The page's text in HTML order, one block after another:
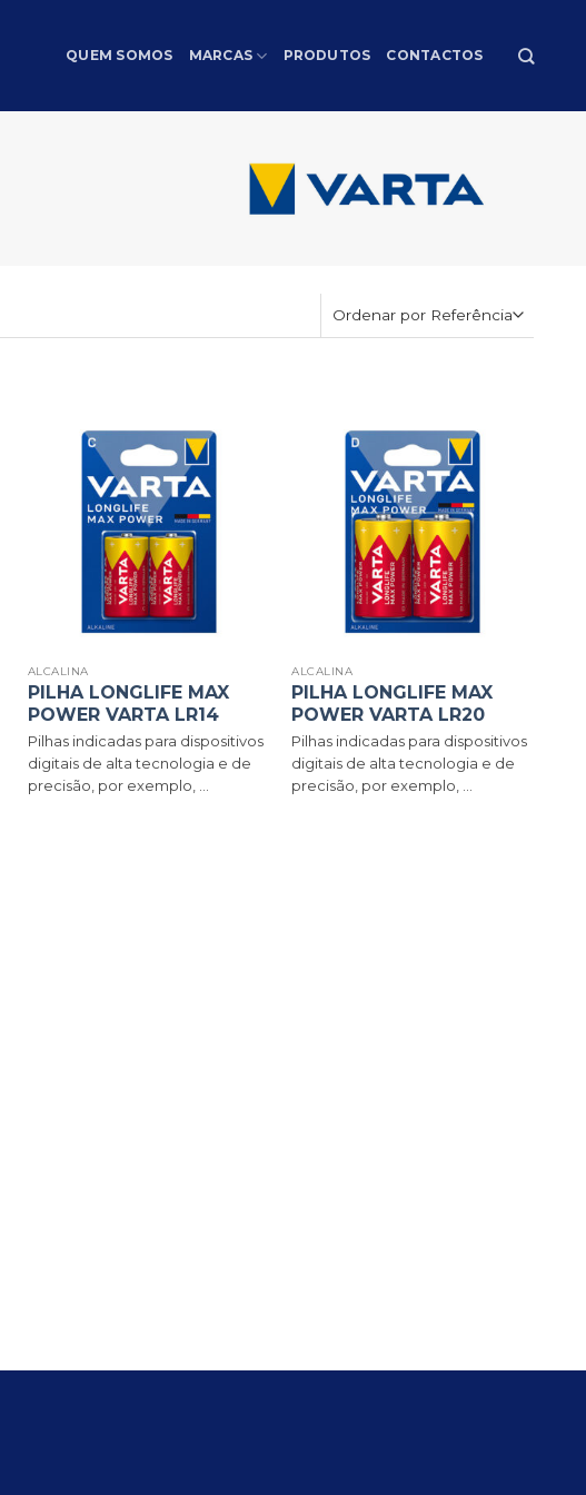
QUEM SOMOS MARCAS PRODUTOS CONTACTOS
ALCALINA
PILHA LONGLIFE MAX
POWER VARTA LR14
Pilhas indicadas para dispositivos
digitais de alta tecnologia e de
precisão, por exemplo, ...
ALCALINA
PILHA LONGLIFE MAX
POWER VARTA LR20
Pilhas indicadas para dispositivos
digitais de alta tecnologia e de
precisão, por exemplo, ...